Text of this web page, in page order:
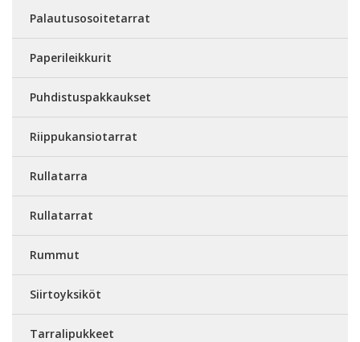
Palautusosoitetarrat
Paperileikkurit
Puhdistuspakkaukset
Riippukansiotarrat
Rullatarra
Rullatarrat
Rummut
Siirtoyksiköt
Tarralipukkeet